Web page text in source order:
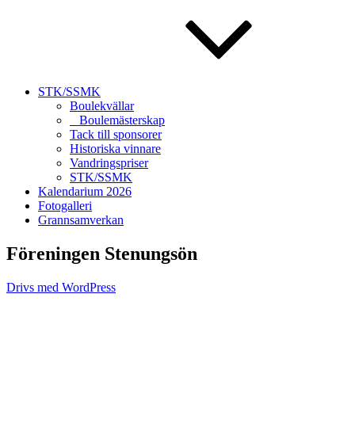
STK/SSMK
Boulekvällar
Boulemästerskap
Tack till sponsorer
Historiska vinnare
Vandringspriser
STK/SSMK
Kalendarium 2026
Fotogalleri
Grannsamverkan
Föreningen Stenungsön
Drivs med WordPress